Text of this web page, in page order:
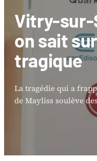
Vitry-sur-
on sait
tragique
La tragédie qui a
de Mayliss soulève